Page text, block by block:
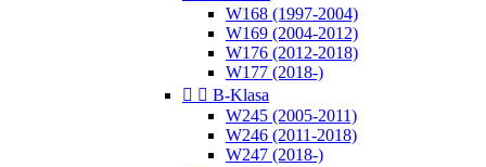
W168 (1997-2004)
W169 (2004-2012)
W176 (2012-2018)
W177 (2018-)
  B-Klasa
W245 (2005-2011)
W246 (2011-2018)
W247 (2018-)